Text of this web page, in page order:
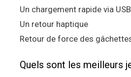
Un chargement rapide via
Un retour haptique
Retour de force des
Quels sont les meilleurs